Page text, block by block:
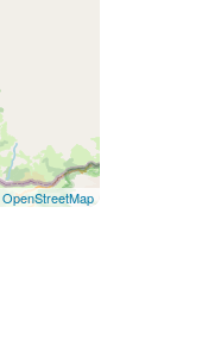
OpenStreetMap